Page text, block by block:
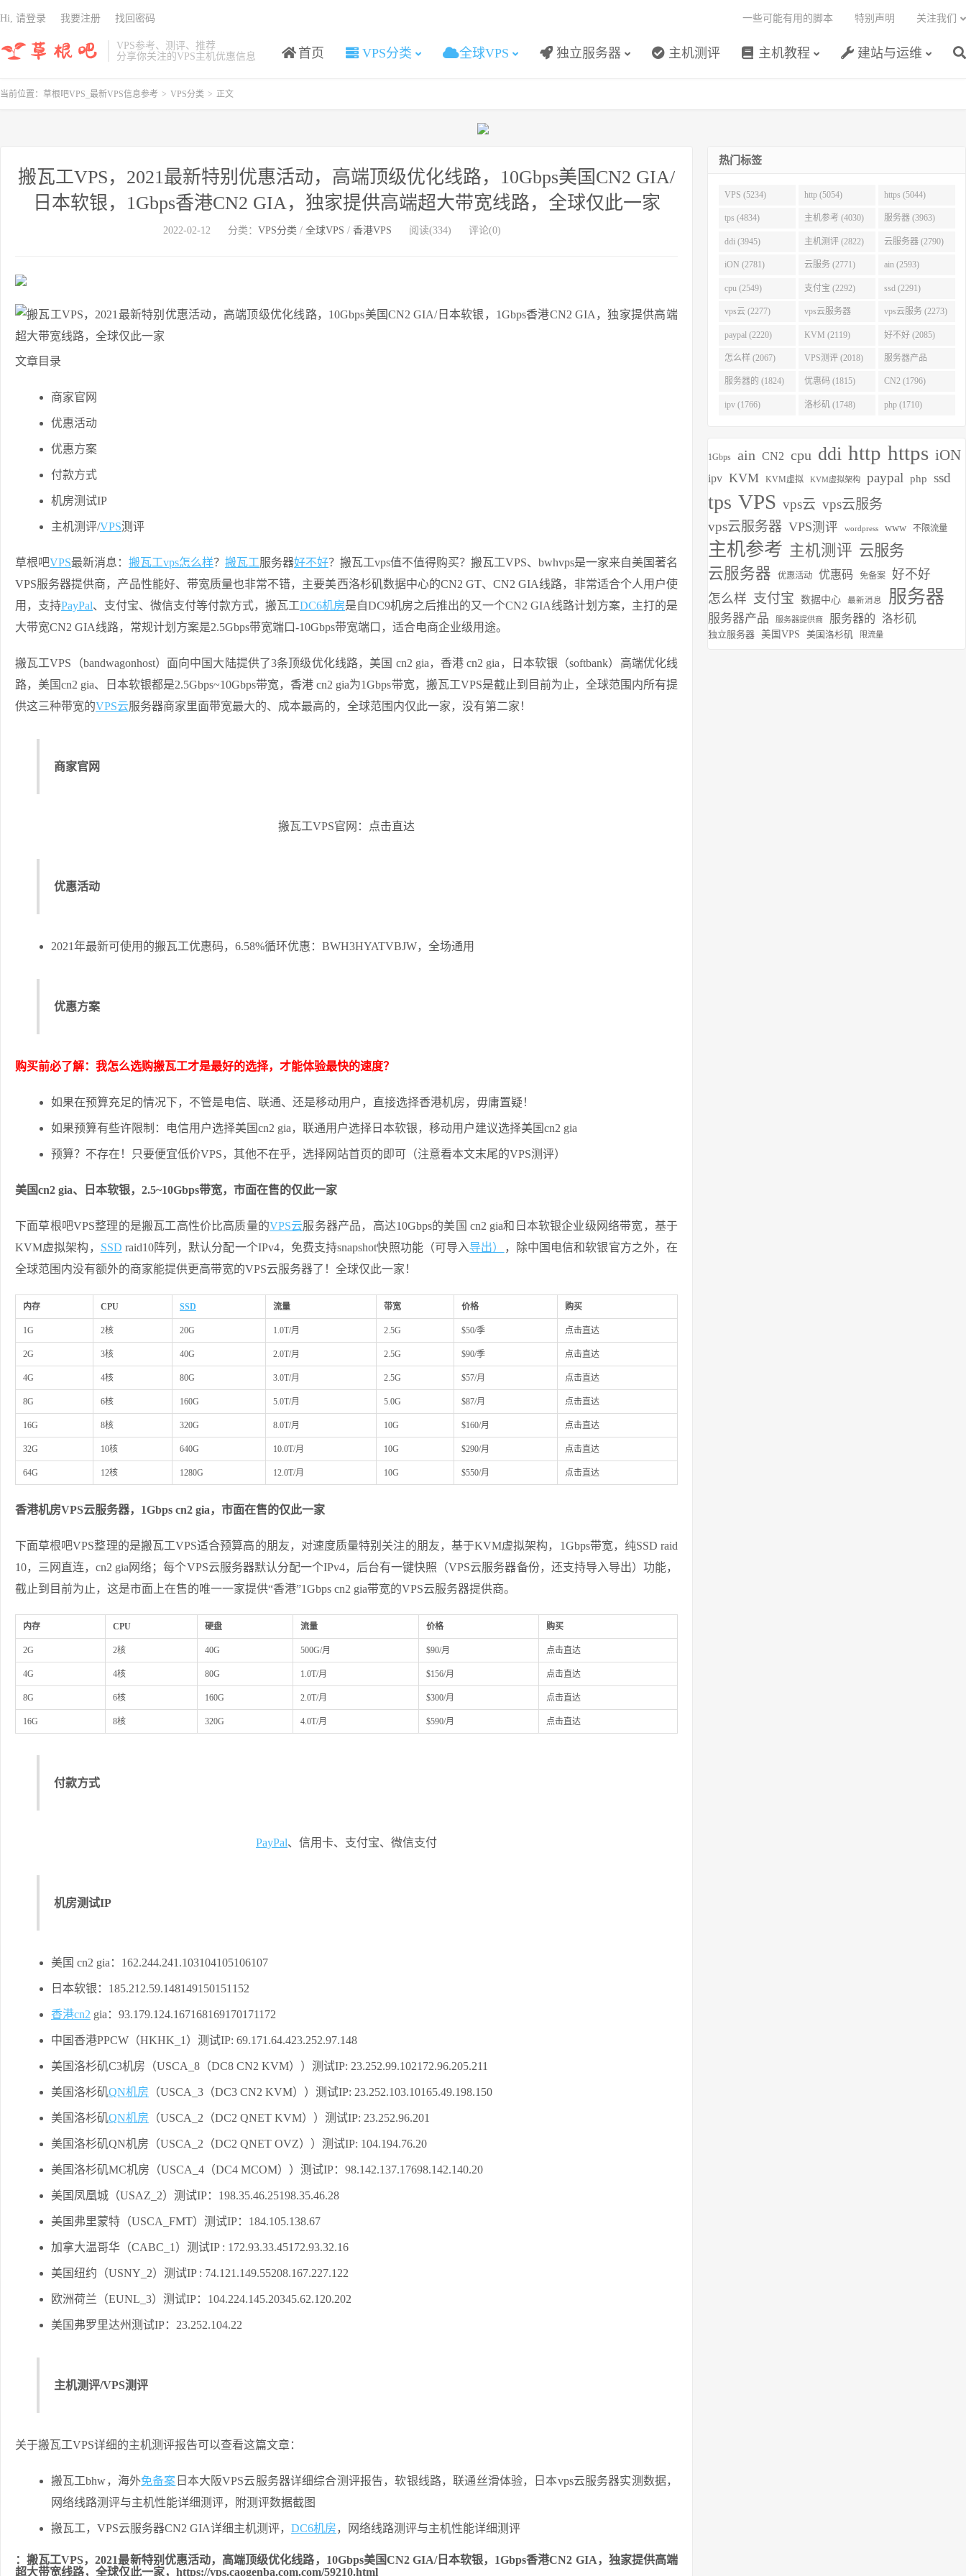
VPS参考、测评、推荐
分享你关注的VPS主机优惠信息
首页 VPS分类 全球VPS 独立服务器 主机测评 主机教程 建站与运维
一些可能有用的脚本 特别声明 关注我们
Hi, 请登录 我要注册 找回密码
当前位置： 草根吧VPS_最新VPS信息参考 > VPS分类 > 正文
搬瓦工VPS，2021最新特别优惠活动，高端顶级优化线路，10Gbps美国CN2 GIA/
日本软银，1Gbps香港CN2 GIA，独家提供高端超大带宽线路，全球仅此一家
2022-02-12 分类： VPS分类 / 全球VPS / 香港VPS 阅读(334) 评论(0)
文章目录
商家官网
优惠活动
优惠方案
付款方式
机房测试IP
主机测评/VPS测评
草根吧VPS最新消息： 搬瓦工vps怎么样？ 搬瓦工服务器好不好？搬瓦工vps值不值得购买？搬瓦工VPS、bwhvps是一家来自美国著名
VPS服务器提供商，产品性能好、带宽质量也非常不错，主要美西洛杉矶数据中心的CN2 GT、CN2 GIA线路，非常适合个人用户使
用，支持PayPal、支付宝、微信支付等付款方式，搬瓦工DC6机房是自DC9机房之后推出的又一个CN2 GIA线路计划方案，主打的是
大带宽CN2 GIA线路，常规计划方案是2.5Gbps带宽端口-10Gbps带宽端口，适合电商企业级用途。
搬瓦工VPS（bandwagonhost）面向中国大陆提供了3条顶级优化线路，美国 cn2 gia，香港 cn2 gia，日本软银（softbank）高端优化线
路，美国cn2 gia、日本软银都是2.5Gbps~10Gbps带宽，香港 cn2 gia为1Gbps带宽，搬瓦工VPS是截止到目前为止，全球范围内所有提
供这三种带宽的VPS云服务器商家里面带宽最大的、成本最高的，全球范围内仅此一家，没有第二家！
商家官网
搬瓦工VPS官网：点击直达
优惠活动
2021年最新可使用的搬瓦工优惠码，6.58%循环优惠：BWH3HYATVBJW，全场通用
优惠方案
购买前必了解：我怎么选购搬瓦工才是最好的选择，才能体验最快的速度？
如果在预算充足的情况下，不管是电信、联通、还是移动用户，直接选择香港机房，毋庸置疑！
如果预算有些许限制：电信用户选择美国cn2 gia，联通用户选择日本软银，移动用户建议选择美国cn2 gia
预算？不存在！只要便宜低价VPS，其他不在乎，选择网站首页的即可（注意看本文末尾的VPS测评）
美国cn2 gia、日本软银，2.5~10Gbps带宽，市面在售的仅此一家
下面草根吧VPS整理的是搬瓦工高性价比高质量的VPS云服务器产品，高达10Gbps的美国 cn2 gia和日本软银企业级网络带宽，基于
KVM虚拟架构， SSD raid10阵列，默认分配一个IPv4，免费支持snapshot快照功能（可导入导出）
，除中国电信和软银官方之外，在
全球范围内没有额外的商家能提供更高带宽的VPS云服务器了！全球仅此一家！
内存 CPU SSD 流量 带宽 价格 购买
1G 2核 20G 1.0T/月 2.5G $50/季 点击直达
2G 3核 40G 2.0T/月 2.5G $90/季 点击直达
4G 4核 80G 3.0T/月 2.5G $57/月 点击直达
8G 6核 160G 5.0T/月 5.0G $87/月 点击直达
16G 8核 320G 8.0T/月 10G $160/月 点击直达
32G 10核 640G 10.0T/月 10G $290/月 点击直达
64G 12核 1280G 12.0T/月 10G $550/月 点击直达
香港机房VPS云服务器， 1Gbps cn2 gia，市面在售的仅此一家
下面草根吧VPS整理的是搬瓦工VPS适合预算高的朋友，对速度质量特别关注的朋友，基于KVM虚拟架构，1Gbps带宽，纯SSD raid
10，三网直连，cn2 gia网络；每个VPS云服务器默认分配一个IPv4，后台有一键快照（VPS云服务器备份，还支持导入导出）功能，
截止到目前为止，这是市面上在售的唯一一家提供“香港”1Gbps cn2 gia带宽的VPS云服务器提供商。
内存 CPU 硬盘 流量 价格 购买
2G 2核 40G 500G/月 $90/月 点击直达
4G 4核 80G 1.0T/月 $156/月 点击直达
8G 6核 160G 2.0T/月 $300/月 点击直达
16G 8核 320G 4.0T/月 $590/月 点击直达
付款方式
PayPal、信用卡、支付宝、微信支付
机房测试IP
美国 cn2 gia：162.244.241.103104105106107
日本软银：185.212.59.148149150151152
香港cn2 gia：93.179.124.167168169170171172
中国香港PPCW（HKHK_1）测试IP: 69.171.64.423.252.97.148
美国洛杉矶C3机房（USCA_8（DC8 CN2 KVM））测试IP: 23.252.99.102172.96.205.211
美国洛杉矶QN机房 （USCA_3（DC3 CN2 KVM））测试IP: 23.252.103.10165.49.198.150
美国洛杉矶QN机房 （USCA_2（DC2 QNET KVM））测试IP: 23.252.96.201
美国洛杉矶QN机房（USCA_2（DC2 QNET OVZ））测试IP: 104.194.76.20
美国洛杉矶MC机房（USCA_4（DC4 MCOM））测试IP：98.142.137.17698.142.140.20
美国凤凰城（USAZ_2）测试IP：198.35.46.25198.35.46.28
美国弗里蒙特（USCA_FMT）测试IP：184.105.138.67
加拿大温哥华（CABC_1）测试IP : 172.93.33.45172.93.32.16
美国纽约（USNY_2）测试IP : 74.121.149.55208.167.227.122
欧洲荷兰（EUNL_3）测试IP：104.224.145.20345.62.120.202
美国弗罗里达州测试IP：23.252.104.22
主机测评/VPS测评
关于搬瓦工VPS详细的主机测评报告可以查看这篇文章：
搬瓦工bhw，海外免备案 日本大阪VPS云服务器详细综合测评报告，软银线路，联通丝滑体验，日本vps云服务器实测数据，
网络线路测评与主机性能详细测评，附测评数据截图
搬瓦工，VPS云服务器CN2 GIA详细主机测评， DC6机房，网络线路测评与主机性能详细测评
：搬瓦工VPS，2021最新特别优惠活动，高端顶级优化线路，10Gbps美国CN2 GIA/日本软银，1Gbps香港CN2 GIA，独家提供高端
超大带宽线路，全球仅此一家，https://vps.caogenba.com.com/59210.html
热门标签
VPS (5234) http (5054) https (5044)
tps (4834) 主机参考 (4030) 服务器 (3963)
ddi (3945) 主机测评 (2822) 云服务器 (2790)
iON (2781) 云服务 (2771) ain (2593)
cpu (2549) 支付宝 (2292) ssd (2291)
vps云 (2277) vps云服务器
(2275)
vps云服务 (2273)
paypal (2220) KVM (2119) 好不好 (2085)
怎么样 (2067) VPS测评 (2018) 服务器产品
(1938)
服务器的 (1824) 优惠码 (1815) CN2 (1796)
ipv (1766) 洛杉矶 (1748) php (1710)
1Gbps ain CN2 cpu ddi http https iON
ipv KVM KVM虚拟 KVM虚拟架构 paypal php ssd
tps VPS vps云 vps云服务
vps云服务器 VPS测评 wordpress www 不限流量
主机参考 主机测评 云服务
云服务器
优惠活动 优惠码 免备案
好不好
怎么样 支付宝 数据中心 最新消息 服务器
服务器产品 服务器提供商 服务器的 洛杉矶
独立服务器 美国VPS 美国洛杉矶 限流量